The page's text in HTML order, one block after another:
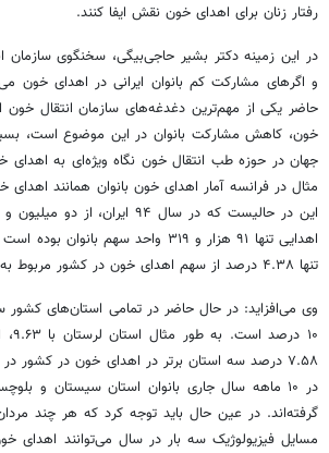
رفتار زنان برای اهدای خون نقش ایفا کنند.
در این زمینه دکتر بشیر حاجی‌بیگی، سخنگوی سازمان
و اگرهای مشارکت کم بانوان ایرانی در اهدای خون
حاضر یکی از مهم‌ترین دغدغه‌های سازمان انتقال خون
خون، کاهش مشارکت بانوان در این موضوع است،
جهان در حوزه طب انتقال خون نگاه ویژه‌ای به اهدای
اهدایی تنها ۹۱ هزار و ۳۱۹ واحد سهم
تنها ۴.۳۸ درصد از سهم اهدای خون در کشور مربوط به بانوان است.
وی می‌افزاید: در حال حاضر در تمامی استان‌های کشور
۷.۵۸ درصد سه استان برتر در اهدای خون در کشور
در ۱۰ ماهه سال جاری بانوان استان سیستان و
گرفته‌اند. در عین حال باید توجه کرد که هر چند
مسایل فیزیولوژیک سه بار در سال می‌توانند اهدای